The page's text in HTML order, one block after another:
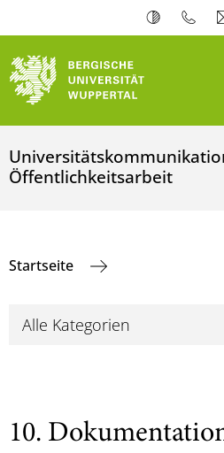
Öffentlichkeitsarbeit
Startseite
10.